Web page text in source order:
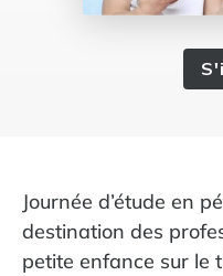
Journée d’étude en
destination des
petite enfance sur le